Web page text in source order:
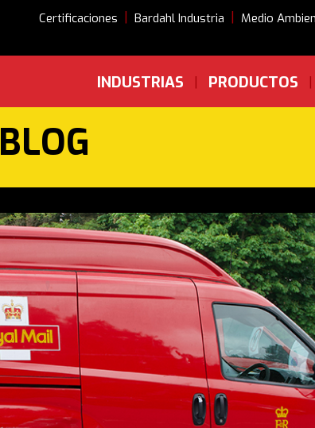
Certificaciones | Bardahl Industria | Medio
INDUSTRIAS | PRODUCTOS |
BLOG